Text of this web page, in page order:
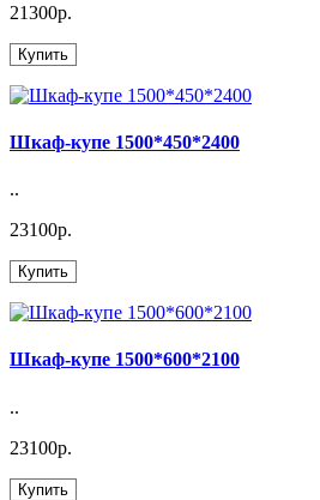
21300р.
Купить
Шкаф-купе 1500*450*2400
..
23100р.
Купить
Шкаф-купе 1500*600*2100
..
23100р.
Купить